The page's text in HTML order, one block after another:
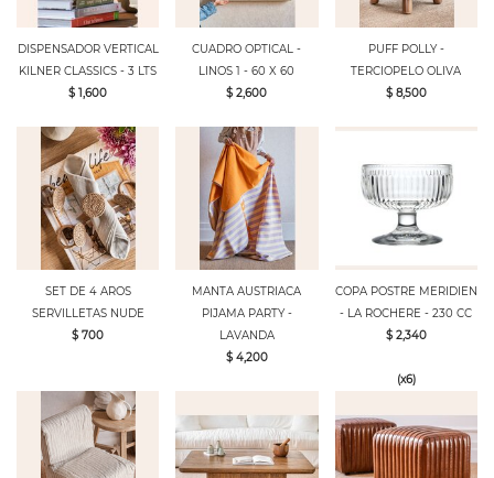
DISPENSADOR VERTICAL
KILNER CLASSICS - 3 LTS
$ 1,600
CUADRO OPTICAL -
LINOS 1 - 60 X 60
$ 2,600
PUFF POLLY -
TERCIOPELO OLIVA
$ 8,500
SET DE 4 AROS
SERVILLETAS NUDE
$ 700
MANTA AUSTRIACA
PIJAMA PARTY -
LAVANDA
$ 4,200
COPA POSTRE MERIDIEN
- LA ROCHERE - 230 CC
$ 2,340
(x6)